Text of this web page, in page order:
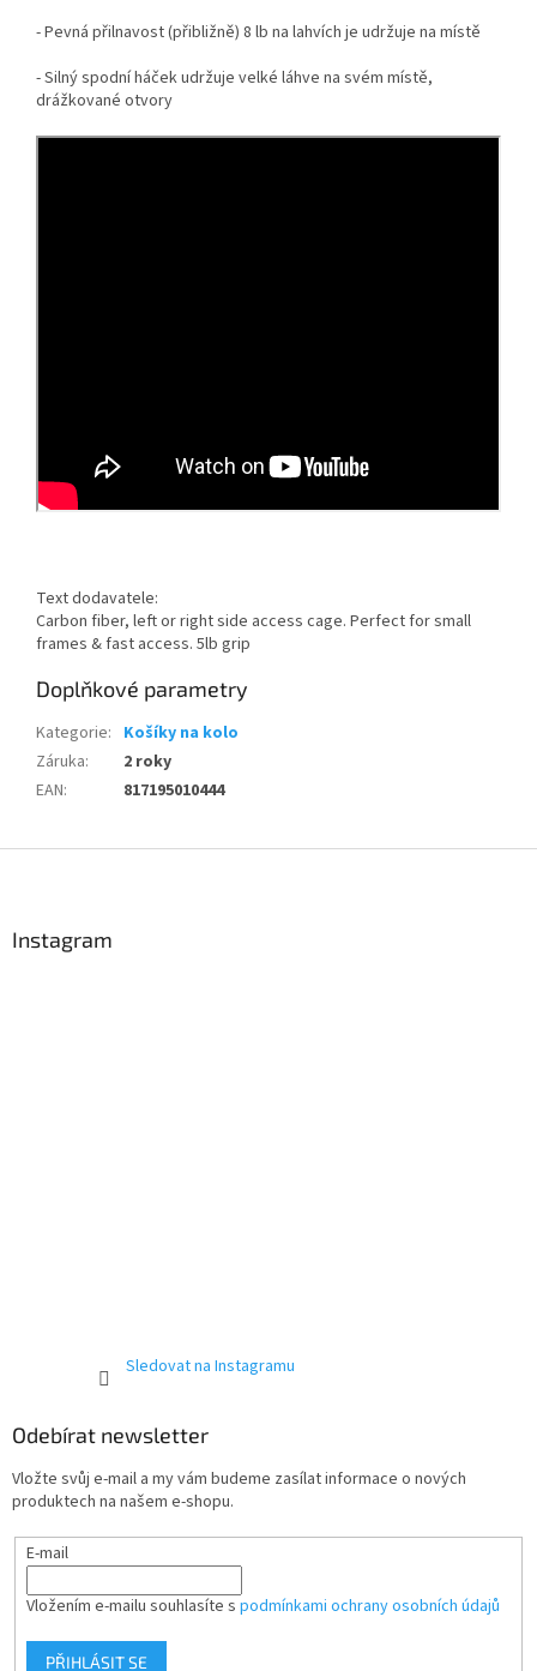
- Pevná přilnavost (přibližně) 8 lb na lahvích je udržuje na místě
- Silný spodní háček udržuje velké láhve na svém místě,
drážkované otvory
Text dodavatele:
Carbon fiber, left or right side access cage. Perfect for small
frames & fast access. 5lb grip
Doplňkové parametry
Kategorie: Košíky na kolo
Záruka:
2 roky
EAN: 817195010444
Instagram
Sledovat na Instagramu
Odebírat newsletter
Vložte svůj e-mail a my vám budeme zasílat informace o nových
produktech na našem e-shopu.
E-mail
Vložením e-mailu souhlasíte s podmínkami ochrany osobních údajů
PŘIHLÁSIT SE
Powered by chaterimo